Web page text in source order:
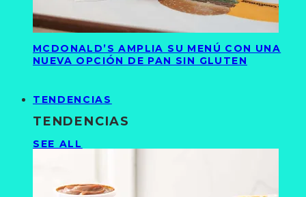
MCDONALD’S AMPLIA SU MENÚ CON UNA
NUEVA OPCIÓN DE PAN SIN GLUTEN
TENDENCIAS
TENDENCIAS
SEE ALL